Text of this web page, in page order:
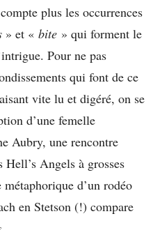
plus les occurrences
» et « bite » qui forment le
Pour ne pas
qui font de ce
vite lu et digéré, on se
d’une femelle
Aubry, une rencontre
Hell’s Angels à grosses
d’un rodéo
en Stetson (!) compare